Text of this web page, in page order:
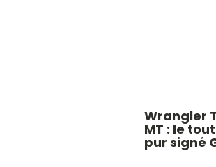
Wrangler
MT : le
pur signé